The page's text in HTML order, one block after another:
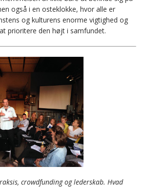
også i en osteklokke, hvor alle er
og kulturens enorme vigtighed og
prioritere den højt i samfundet.
crowdfunding og lederskab. Hvad